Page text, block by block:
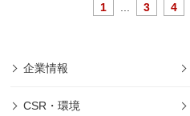
1 3 4
企業情報
CSR・環境